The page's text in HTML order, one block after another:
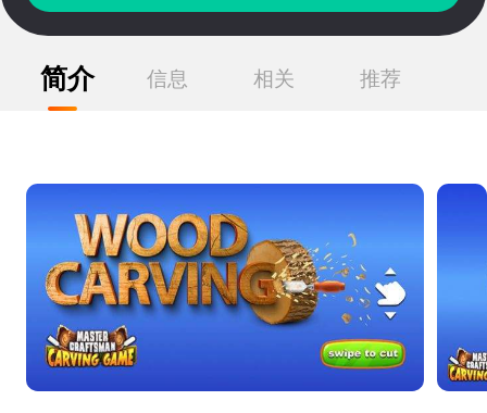
简介 信息 相关 推荐